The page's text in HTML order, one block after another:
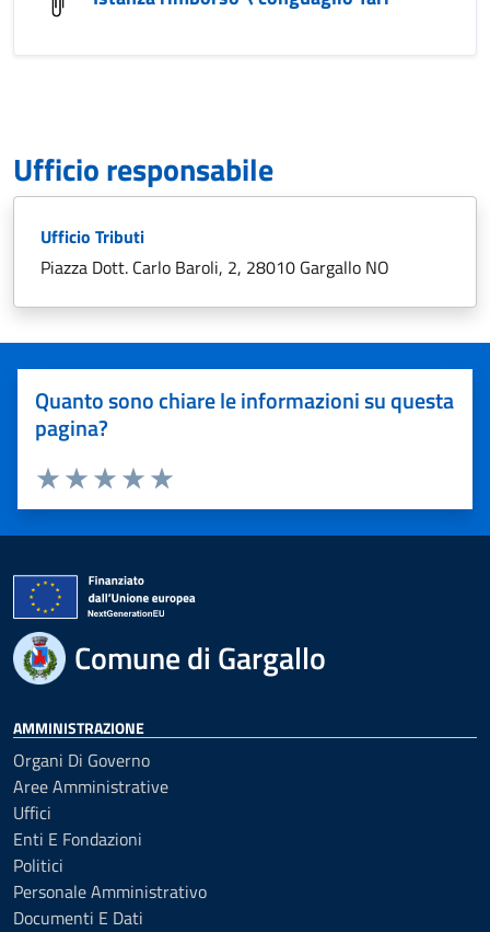
Ufficio responsabile
Ufficio Tributi
Piazza Dott. Carlo Baroli, 2, 28010 Gargallo NO
Quanto sono chiare le informazioni su questa
pagina?
Valuta 5 stelle su 5
Valuta 4 stelle su 5
Valuta 3 stelle su 5
Valuta 2 stelle su 5
Valuta 1 stelle su 5
Comune di Gargallo
AMMINISTRAZIONE
Organi Di Governo
Aree Amministrative
Uffici
Enti E Fondazioni
Politici
Personale Amministrativo
Documenti E Dati